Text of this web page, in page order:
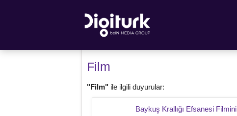
Film
"Film" ile ilgili duyurular:
Baykuş Krallığı Efsanesi Filmini